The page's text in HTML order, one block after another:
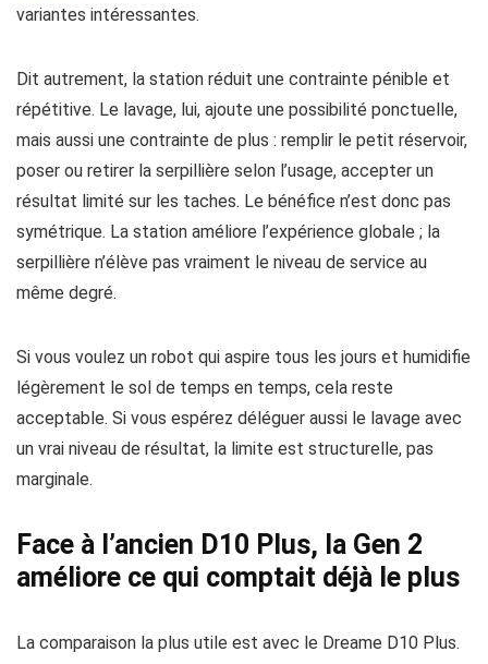
variantes intéressantes.
Dit autrement, la station réduit une contrainte pénible et
répétitive. Le lavage, lui, ajoute une possibilité ponctuelle,
mais aussi une contrainte de plus : remplir le petit réservoir,
poser ou retirer la serpillière selon l’usage, accepter un
résultat limité sur les taches. Le bénéfice n’est donc pas
symétrique. La station améliore l’expérience globale ; la
serpillière n’élève pas vraiment le niveau de service au
même degré.
Si vous voulez un robot qui aspire tous les jours et humidifie
légèrement le sol de temps en temps, cela reste
acceptable. Si vous espérez déléguer aussi le lavage avec
un vrai niveau de résultat, la limite est structurelle, pas
marginale.
Face à l’ancien D10 Plus, la Gen 2
améliore ce qui comptait déjà le plus
La comparaison la plus utile est avec le Dreame D10 Plus.